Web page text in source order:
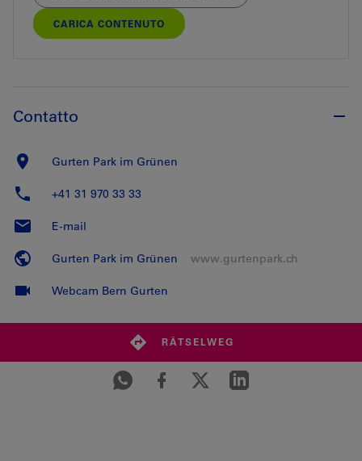
CARICA CONTENUTO
Contatto
Gurten Park im Grünen
+41 31 970 33 33
E-mail
Gurten Park im Grünen www.gurtenpark.ch
Webcam Bern Gurten
RÄTSELWEG